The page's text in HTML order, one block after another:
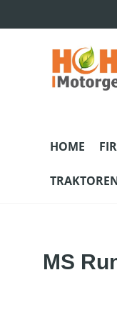
HOME
MS